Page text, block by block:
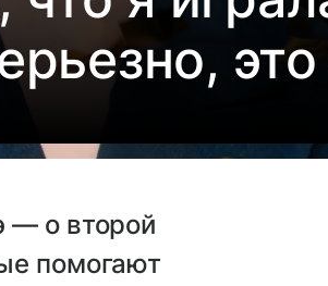
— о второй
помогают